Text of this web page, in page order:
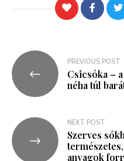
PREVIOUS POST
Csicsóka –
néha túl
NEXT POST
Szerves
anyagok